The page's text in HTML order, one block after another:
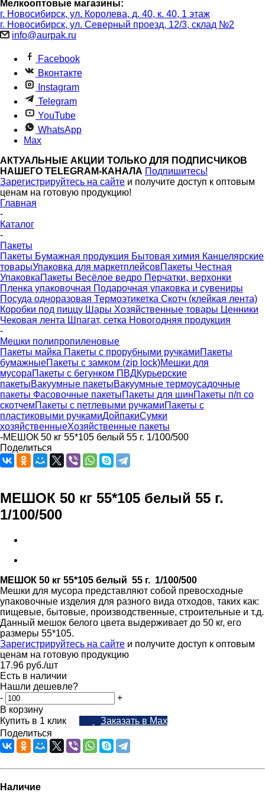
Мелкооптовые магазины:
г. Новосибирск, ул. Королева, д. 40, к. 40, 1 этаж
г. Новосибирск, ул. Северный проезд, 12/3, ​склад №2
info@aurpak.ru
Facebook
Вконтакте
Instagram
Telegram
YouTube
WhatsApp
Max
АКТУАЛЬНЫЕ АКЦИИ ТОЛЬКО ДЛЯ ПОДПИСЧИКОВ
НАШЕГО TELEGRAM-КАНАЛА Подпишитесь!
Зарегистрируйтесь на сайте и получите доступ к оптовым
ценам на готовую продукцию!
Главная
-
Каталог
-
Пакеты
Пакеты Бумажная продукция Бытовая химия Канцелярские
товарыУпаковка для маркетплейсовПакеты Честная
УпаковкаПакеты Весёлое ведро Перчатки, верхонки
Пленка упаковочная Подарочная упаковка и сувениры
Посуда одноразовая Термоэтикетка Скотч (клейкая лента)
Коробки под пиццу Шары Хозяйственные товары Ценники
Чековая лента Шпагат, сетка Новогодняя продукция
-
Мешки полипропиленовые
Пакеты майка Пакеты с прорубными ручкамиПакеты
бумажныеПакеты с замком (zip lock)Мешки для
мусораПакеты с бегунком ПВДКурьерские
пакетыВакуумные пакетыВакуумные термоусадочные
пакеты Фасовочные пакетыПакеты для шинПакеты п/п со
скотчемПакеты с петлевыми ручкамиПакеты с
пластиковыми ручкамиДойпакиСумки
хозяйственныеХозяйственные пакеты
-МЕШОК 50 кг 55*105 белый 55 г. 1/100/500
Поделиться
МЕШОК 50 кг 55*105 белый 55 г.
1/100/500
МЕШОК 50 кг 55*105 белый 55 г. 1/100/500
Мешки для мусора представляют собой превосходные
упаковочные изделия для разного вида отходов, таких как:
пищевые, бытовые, производственные, строительные и т.д.
Данный мешок белого цвета выдерживает до 50 кг, его
размеры 55*105.
Зарегистрируйтесь на сайте и получите доступ к оптовым
ценам на готовую продукцию
17.96 руб./шт
Есть в наличии
Нашли дешевле?
-
+
В корзину
Купить в 1 клик
Заказать в Max
Поделиться
Наличие